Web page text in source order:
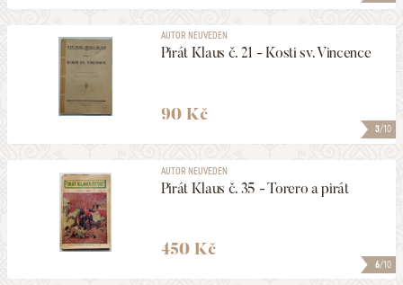
3/10
AUTOR NEUVEDEN
Pirát Klaus č. 21 - Kosti sv. Vincence
90 Kč
6/10
AUTOR NEUVEDEN
Pirát Klaus č. 35 - Torero a pirát
450 Kč